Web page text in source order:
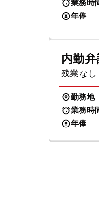
業務時
年俸
内勤
残業な
勤務地
業務時
年俸